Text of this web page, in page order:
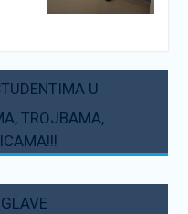
U
TROJBAMA,